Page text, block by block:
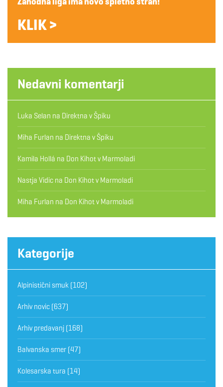
KLIK >
Nedavni komentarji
Luka Selan na Direktna v Špiku
Miha Furlan na Direktna v Špiku
Kamila Hollá na Don Kihot v Marmoladi
Nastja Vidic na Don Kihot v Marmoladi
Miha Furlan na Don Kihot v Marmoladi
Kategorije
Alpinistični smuk (102)
Arhiv novic (637)
Arhiv predavanj (168)
Balvanska smer (47)
Kolesarska tura (14)